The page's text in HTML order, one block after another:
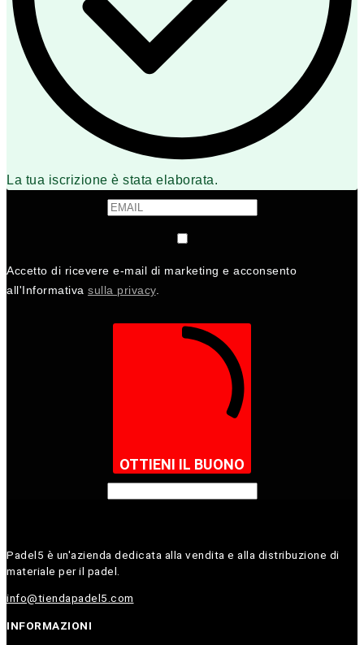
La tua iscrizione è stata elaborata.
Accetto di ricevere e-mail di marketing e acconsento
all'Informativa sulla privacy.
OTTIENI IL BUONO
Padel5 è un'azienda dedicata alla vendita e alla distribuzione di
materiale per il padel.
info@tiendapadel5.com
INFORMAZIONI